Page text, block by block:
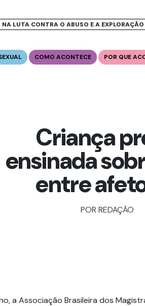
NA LUTA CONTRA O ABUSO E A
COMO ACONTECE POR QUE
Criança
ensinada
entre
POR REDAÇÃO
a Associação Brasileira dos